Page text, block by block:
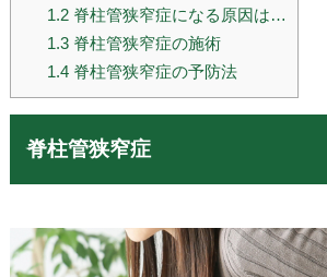
1.2脊柱管狭窄症になる原因は…
1.3脊柱管狭窄症の施術
1.4脊柱管狭窄症の予防法
脊柱管狭窄症